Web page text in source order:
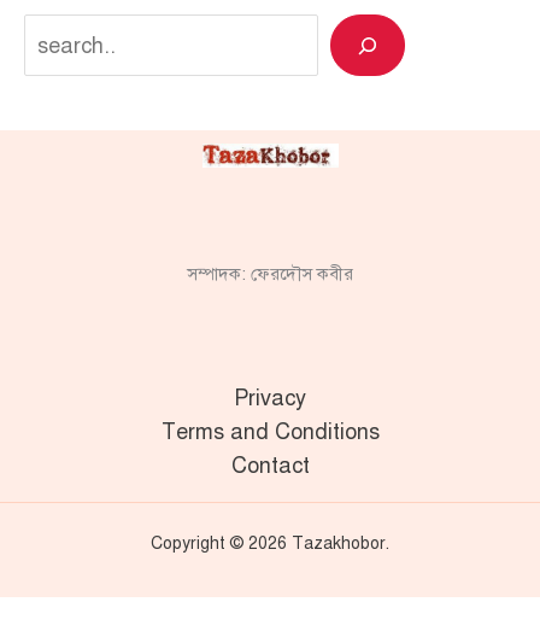
Search
সম্পাদক: ফেরদৌস কবীর
Privacy
Terms and Conditions
Contact
Copyright © 2026 Tazakhobor.